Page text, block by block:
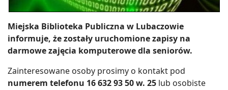
Miejska Biblioteka Publiczna w Lubaczowie
informuje, że zostały uruchomione zapisy na
darmowe zajęcia komputerowe dla seniorów.
Zainteresowane osoby prosimy o kontakt pod
numerem telefonu 16 632 93 50 w. 25 lub osobiste